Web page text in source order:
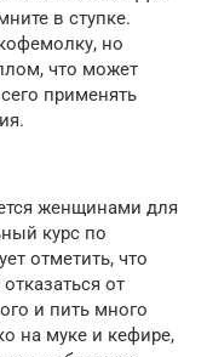
в ступке.
но
что может
применять
женщинами для
курс по
отметить, что
от
и пить много
на муке и кефире,